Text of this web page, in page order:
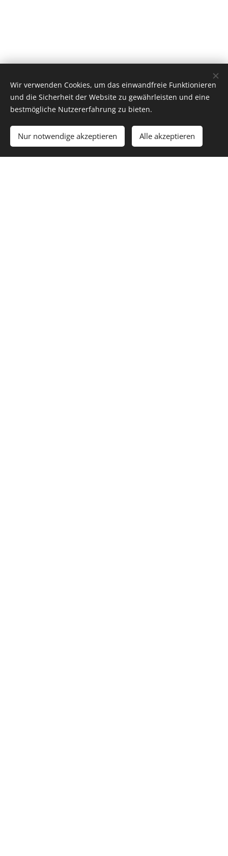
Wir verwenden Cookies, um das einwandfreie Funktionieren
und die Sicherheit der Website zu gewährleisten und eine
bestmögliche Nutzererfahrung zu bieten.
Nur notwendige akzeptieren Alle akzeptieren